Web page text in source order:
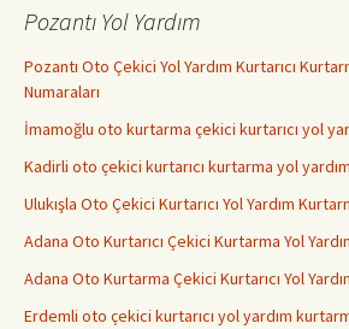
Pozantı Yol Yardım
Pozantı Oto Çekici Yol Yardım Kurtarıcı
Numaraları
İmamoğlu oto kurtarma çekici kurtarıcı yol
Kadirli oto çekici kurtarıcı kurtarma yol yardım
Ulukışla Oto Çekici Kurtarıcı Yol Yardım
Adana Oto Kurtarıcı Çekici Kurtarma Yol
Adana Oto Kurtarma Çekici Kurtarıcı Yol
Erdemli oto çekici kurtarıcı yol yardım